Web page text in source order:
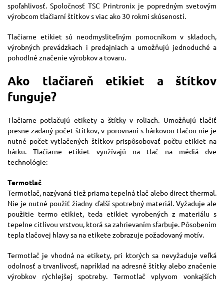
spoľahlivosť. Spoločnosť TSC Printronix je popredným svetovým
výrobcom tlačiarní štítkov s viac ako 30 rokmi skúseností.
Tlačiarne etikiet sú neodmysliteľným pomocníkom v skladoch,
výrobných prevádzkach i predajniach a umožňujú jednoduché a
pohodlné značenie výrobkov a tovaru.
Ako tlačiareň etikiet a štítkov
funguje?
Tlačiarne potlačujú etikety a štítky v roliach. Umožňujú tlačiť
presne zadaný počet štítkov, v porovnaní s hárkovou tlačou nie je
nutné počet vytlačených štítkov prispôsobovať počtu etikiet na
hárku. Tlačiarne etikiet využívajú na tlač na médiá dve
technológie:
Termotlač
Termotlač, nazývaná tiež priama tepelná tlač alebo direct thermal.
Nie je nutné použiť žiadny ďalší spotrebný materiál. Vyžaduje ale
použitie termo etikiet, teda etikiet vyrobených z materiálu s
tepelne citlivou vrstvou, ktorá sa zahrievaním sfarbuje. Pôsobením
tepla tlačovej hlavy sa na etikete zobrazuje požadovaný motív.
Termotlač je vhodná na etikety, pri ktorých sa nevyžaduje veľká
odolnosť a trvanlivosť, napríklad na adresné štítky alebo značenie
výrobkov rýchlejšej spotreby. Termotlač vplyvom vonkajších